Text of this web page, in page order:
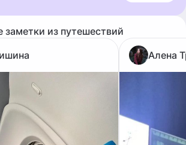
заметки из путешествий
Алена